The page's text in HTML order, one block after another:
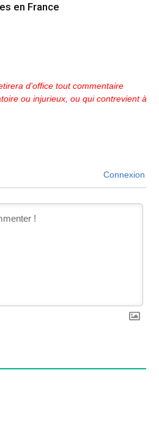
en France
d'office tout commentaire
ou injurieux, ou qui contrevient à
Connexion